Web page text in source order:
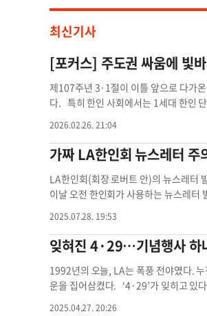
최신기사
[포커스] 주도권 싸움에 빛
제107주년 3·1절이 이틀 앞으로 다가
다. 특히 한인 사회에서는 1세대 한인
를 찾아 안장된 애국지사들의 묘에 헌
여는 한인 단체가 없는 것으로 안다”며
말했다. LA 지역 한인 단체 중 맏형 격
난 2024년 사상 처음으로 미주 지역 항
새누리교회에서 행사를 열어 한인 청소
러싼 이견이 있었다는 점이다. 한인회는
서 특정 단체를 주최로 내세우지 않는
를 함께 표기하자는 의견이었다. 하지
해 한국 국가보훈부로부터 기념식 관련
제니퍼 최 이사장은 26일 본지에 “국가
있었다”고 밝혔다. 결국 양측은 주최
2026.02.26. 21:04
가짜 LA한인회 뉴스레터
LA한인회(회장 로버트 안)의 뉴스레터
이날 오전 한인회가 사용하는 뉴스레
명했다. 전자 서명 플랫폼인 도큐사인
면, 해킹으로 발송된 LA한인회 명의의
을 감지한 수신자들에게서 연락을 받
“한인회 뉴스레터가 발송되는 메일침
회 온라인 해킹 정황 한인회 사무국장
2025.07.28. 19:53
잊혀진 4·29…기념행사 하
1992년의 오늘, LA는 폭풍 전야였다.
운을 집어삼켰다. ‘4·29’가 잊히고 있
2025.04.27. 20:26